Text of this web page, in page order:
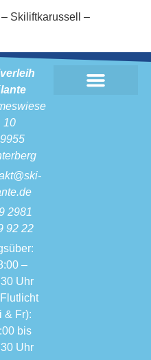
Skiliftkarussell –
10
2981
92 22
–
Uhr
& Fr):
bis
Uhr